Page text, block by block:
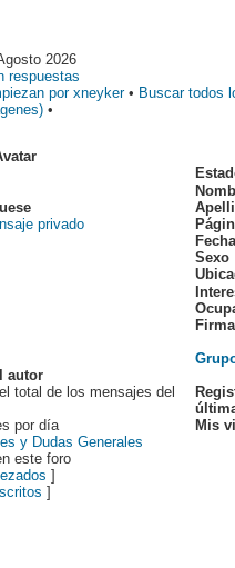
2026
respuestas
por xneyker• Buscar todos
•
Sexo
Firma
autor
total de los mensajes del
por día
y Dudas Generales
este foro
]
]
Mis